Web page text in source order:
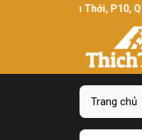
234 Bình Thới, P10, Q11,
Trang chủ